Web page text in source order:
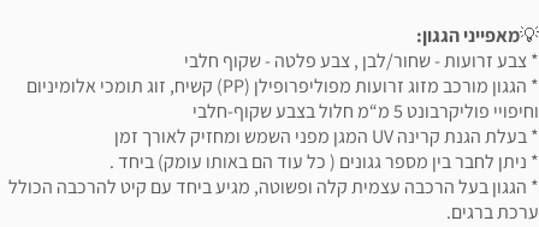
💡מאפייני הגגון:
* צבע זרועות - שחור/לבן , צבע פלטה - שקוף חלבי
* הגגון מורכב מזוג זרועות מפוליפרופילן (PP) קשיח, זוג תומכי אלומיניום
וחיפויי פוליקרבונט 5 מ“מ חלול בצבע שקוף-חלבי
* בעלת הגנת קרינה UV המגן מפני השמש ומחזיק לאורך זמן
* ניתן לחבר בין מספר גגונים ( כל עוד הם באותו עומק) ביחד .
* הגגון בעל הרכבה עצמית קלה ופשוטה, מגיע ביחד עם קיט להרכבה הכולל
ערכת ברגים.